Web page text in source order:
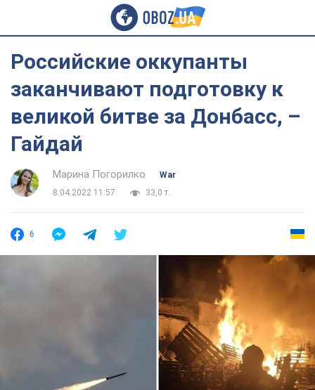
Российские оккупанты
заканчивают подготовку к
великой битве за Донбасс, –
Гайдай
Марина Погорилко
War
8.04.2022 11:57
33,0 т.
6